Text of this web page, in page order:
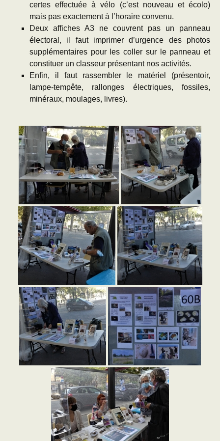
certes effectuée à vélo (c’est nouveau et écolo)
mais pas exactement à l’horaire convenu.
Deux affiches A3 ne couvrent pas un panneau
électoral, il faut imprimer d’urgence des photos
supplémentaires pour les coller sur le panneau et
constituer un classeur présentant nos activités.
Enfin, il faut rassembler le matériel (présentoir,
lampe-tempête, rallonges électriques, fossiles,
minéraux, moulages, livres).